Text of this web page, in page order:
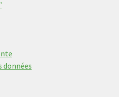
données